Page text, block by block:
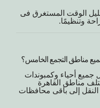
الوقت المستغرق فى
وتنظيمًا.
مناطق التجمع الخامس؟
جميع أحياء وكمبوندات
مناطق القاهرة
النقل إلى باقى محافظات